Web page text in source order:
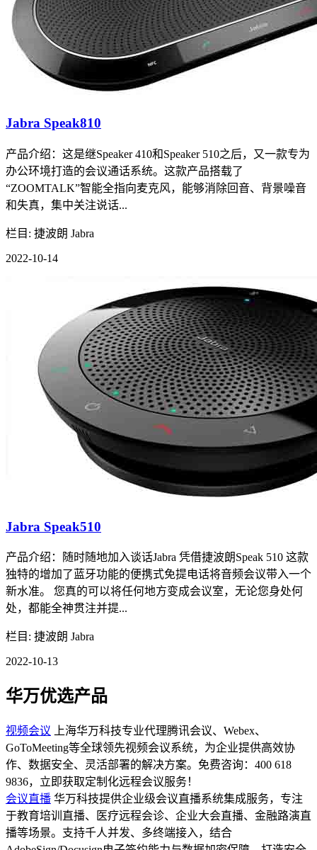
Jabra Speak810
产品介绍：这是继Speaker 410和Speaker 510之后，又一款专为
办公环境打造的会议通话系统。这款产品搭载了
“ZOOMTALK”智能全指向麦克风，能够消除回音、背景噪音
和失真，集中关注说话...
栏目: 捷波朗 Jabra
2022-10-14
Jabra Speak510
产品介绍：随时随地加入谈话Jabra 凭借捷波朗Speak 510 这款
独特的增加了蓝牙功能的便携式免提电话将音频会议带入一个
新水准。 您真的可以将任何地方变成会议室，无论您身处何
处，都能全神贯注并提...
栏目: 捷波朗 Jabra
2022-10-13
华万优选产品
视频会议
上海华万科技专业代理腾讯会议、Webex、
GoToMeeting等全球领先视频会议系统，为企业提供高效协
作、数据安全、灵活部署的解决方案。免费咨询：400 618
9836，立即获取定制化远程会议服务！
会议直播 华万科技提供企业级会议直播系统集成服务，专注
于教育培训直播、医疗远程会诊、企业大会直播、金融路演直
播等场景。支持千人并发、多终端接入，结合